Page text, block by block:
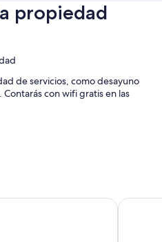
propiedad
de servicios, como desayuno
con wifi gratis en las
la propiedad
Epoca